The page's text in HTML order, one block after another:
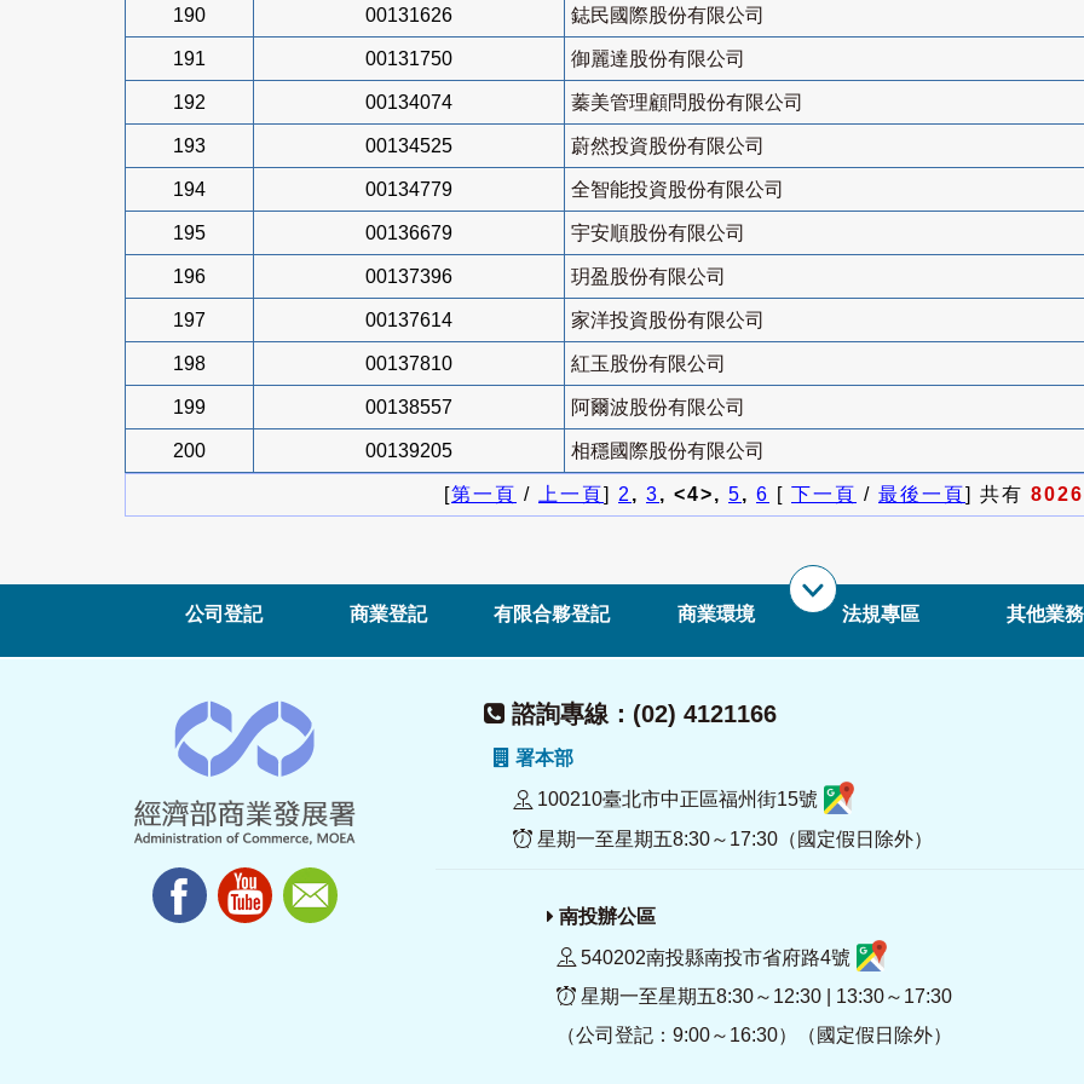
190 00131626 鋕民國際股份有限公司
191 00131750 御麗達股份有限公司
192 00134074 蓁美管理顧問股份有限公司
193 00134525 蔚然投資股份有限公司
194 00134779 全智能投資股份有限公司
195 00136679 宇安順股份有限公司
196 00137396 玥盈股份有限公司
197 00137614 家洋投資股份有限公司
198 00137810 紅玉股份有限公司
199 00138557 阿爾波股份有限公司
200 00139205 相穩國際股份有限公司
[第一頁 / 上一頁] 2, 3, <4>, 5, 6 [ 下一頁 / 最後一頁] 共有 8026
公司登記 商業登記 有限合夥登記 商業環境 法規專區 其他業務
諮詢專線：(02) 4121166
署本部
100210臺北市中正區福州街15號
星期一至星期五8:30～17:30（國定假日除外）
南投辦公區
540202南投縣南投市省府路4號
星期一至星期五8:30～12:30 | 13:30～17:30
（公司登記：9:00～16:30）（國定假日除外）